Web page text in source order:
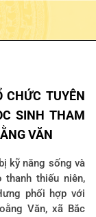
CHỨC TUYÊN
SINH THAM
VĂN
kỹ năng sống và
thiếu niên,
phối hợp với
Văn, xã Bắc